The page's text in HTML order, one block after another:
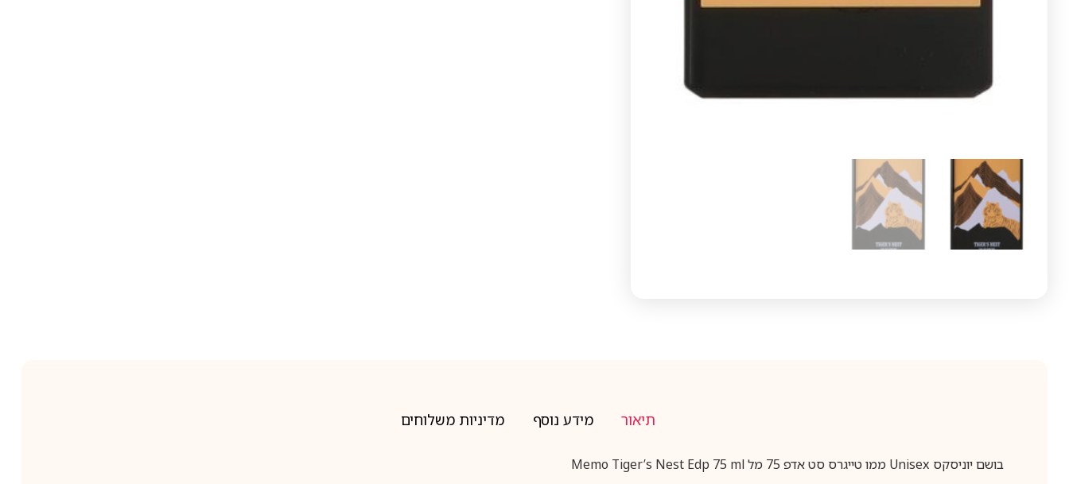
תיאור מידע נוסף מדיניות משלוחים
בושם יוניסקס Unisex ממו טייגרס סט אדפ 75 מל Memo Tiger’s Nest Edp 75 ml